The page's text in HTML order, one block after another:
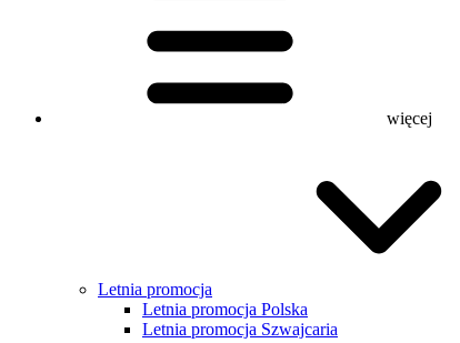
więcej
Letnia promocja
Letnia promocja Polska
Letnia promocja Szwajcaria